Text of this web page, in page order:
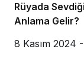
Rüyada
Anlama Gelir?
8 Kasım 2024